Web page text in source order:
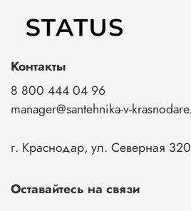
Контакты
8 800 444 04 96
manager@santehnika-v-
г. Краснодар, ул. Северная
Оставайтесь на связи